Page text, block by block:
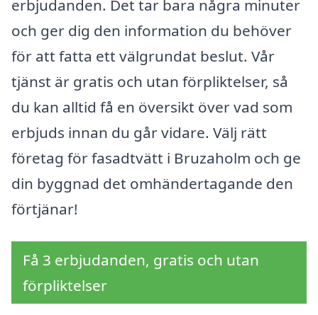
erbjudanden. Det tar bara några minuter
och ger dig den information du behöver
för att fatta ett välgrundat beslut. Vår
tjänst är gratis och utan förpliktelser, så
du kan alltid få en översikt över vad som
erbjuds innan du går vidare. Välj rätt
företag för fasadtvätt i Bruzaholm och ge
din byggnad det omhändertagande den
förtjänar!
Få 3 erbjudanden, gratis och utan
förpliktelser